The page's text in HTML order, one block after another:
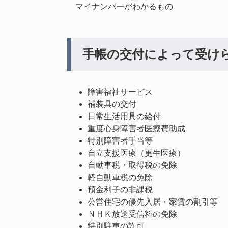
マイナンバーがわかるもの
手帳の交付によって受け
障害福祉サービス
補装具の交付
日常生活用具の給付
重度心身障害者医療費助成
特別障害者手当等
自立支援医療（更生医療）
自動車税・取得税の免除
軽自動車税の免除
預金利子の非課税
公営住宅の優先入居・家賃の割引等
ＮＨＫ放送受信料の免除
特別駐車の許可